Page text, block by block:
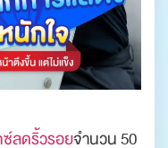
ลดริ้วรอยจำนวน 50